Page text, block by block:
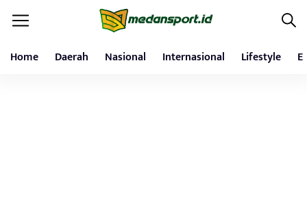
Home Daerah Nasional Internasional Lifestyle